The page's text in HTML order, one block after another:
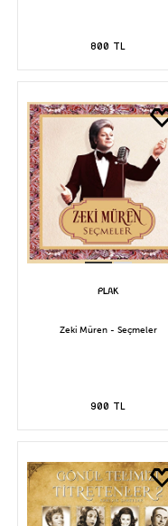
800 TL
Zeki Müren - Seçmeler
900 TL